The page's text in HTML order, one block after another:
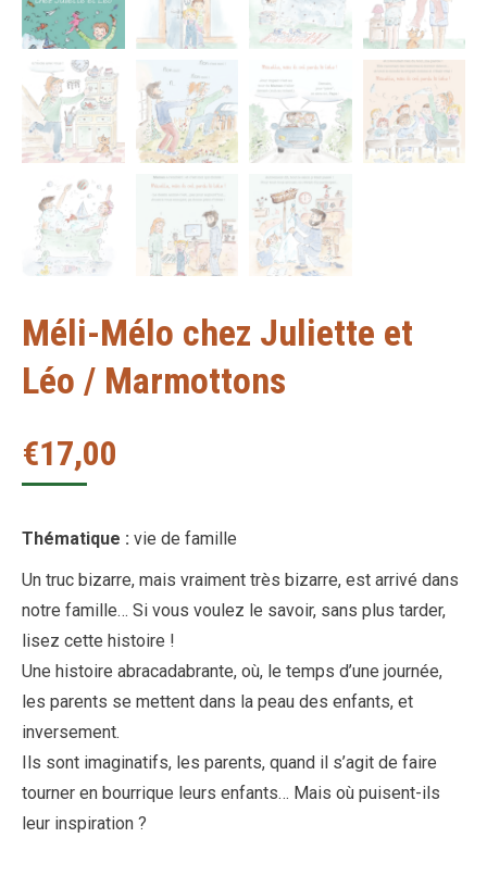
Méli-Mélo chez Juliette et
Léo / Marmottons
€17,00
Thématique : vie de famille
Un truc bizarre, mais vraiment très bizarre, est arrivé dans
notre famille… Si vous voulez le savoir, sans plus tarder,
lisez cette histoire !
Une histoire abracadabrante, où, le temps d’une journée,
les parents se mettent dans la peau des enfants, et
inversement.
Ils sont imaginatifs, les parents, quand il s’agit de faire
tourner en bourrique leurs enfants… Mais où puisent-ils
leur inspiration ?